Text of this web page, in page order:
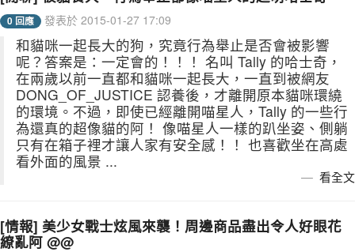
0 回應 發表於 2015-01-27 17:09
和貓咪一起長大的狗，究竟行為舉止是否會被影響
呢？答案是：一定會的！！！ 名叫 Tally 的哈士奇，
在兩歲以前一直都和貓咪一起長大，一直到被網友
DONG_OF_JUSTICE 認養後，才離開原本貓咪環繞
的環境。不過，即使已經離開喵星人，Tally 的一些行
為還真的超像貓的阿！ 像喵星人一樣的趴坐姿、側躺
只有在箱子裡才讓人家有安全感！！ 也喜歡坐在高處
看外面的風景 ...
看全文
[情報] 美少女戰士炫風來襲！周邊商品盡出令人好眼花
繚亂阿 @@